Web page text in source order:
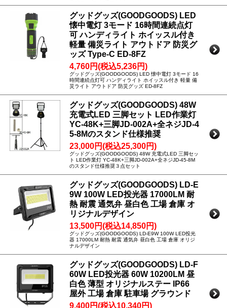
グッドグッズ(GOODGOODS) LED
懐中電灯 3モード 16時間連続点灯
可 ハンディライト ホイッスル付き
軽量 備災ライト アウトドア 防災グ
ッズ Type-C ED-8FZ
4,760円(税込5,236円)
グッドグッズ(GOODGOODS) LED 懐中電灯 3モード 16
時間連続点灯可 ハンディライト ホイッスル付き 軽量 備
災ライト アウトドア 防災グッズ ED-8FZ
グッドグッズ(GOODGOODS) 48W
充電式LED 三脚セット LED作業灯
YC-48K+三脚JD-002A+全ネジJD-4
5-8Mのスタンド仕様推奨
23,000円(税込25,300円)
グッドグッズ(GOODGOODS) 48W 充電式LED 三脚セッ
ト LED作業灯 YC-48K+三脚JD-002A+全ネジJD-45-8M
のスタンド仕様推奨３点セット
グッドグッズ(GOODGOODS) LD-E
9W 100W LED投光器 17000LM 耐
熱 耐震 通気弁 昼白色 工場 倉庫 オ
リジナルデザイン
13,500円(税込14,850円)
グッドグッズ(GOODGOODS) LD-E9W 100W LED投光
器 17000LM 耐熱 耐震 通気弁 昼白色 工場 倉庫 オリジ
ナルデザイン
グッドグッズ(GOODGOODS) LD-F
60W LED投光器 60W 10200LM 昼
白色 薄型 オリジナルステー IP66
屋外 工場 倉庫 駐車場 グラウンド
9,400円(税込10,340円)